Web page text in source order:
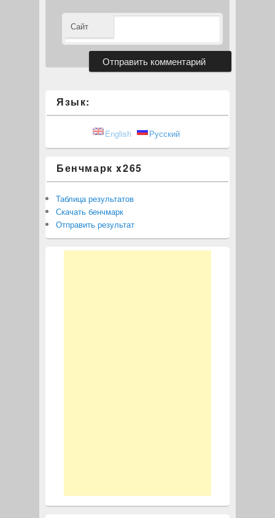
Сайт
Язык:
English Русский
Бенчмарк x265
Таблица результатов
Скачать бенчмарк
Отправить результат